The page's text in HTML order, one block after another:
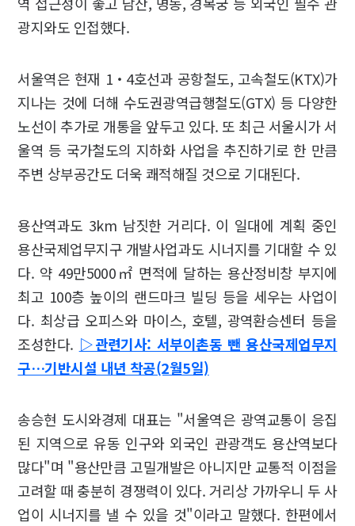
광지와도 인접했다.
서울역은 현재 1‧4호선과 공항철도, 고속철도(KTX)가
지나는 것에 더해 수도권광역급행철도(GTX) 등 다양한
노선이 추가로 개통을 앞두고 있다. 또 최근 서울시가 서
울역 등 국가철도의 지하화 사업을 추진하기로 한 만큼
주변 상부공간도 더욱 쾌적해질 것으로 기대된다.
용산역과도 3km 남짓한 거리다. 이 일대에 계획 중인
용산국제업무지구 개발사업과도 시너지를 기대할 수 있
다. 약 49만5000㎡ 면적에 달하는 용산정비창 부지에
최고 100층 높이의 랜드마크 빌딩 등을 세우는 사업이
다. 최상급 오피스와 마이스, 호텔, 광역환승센터 등을
조성한다. ▷관련기사: 서부이촌동 뺀 용산국제업무지
구…기반시설 내년 착공(2월5일)
송승현 도시와경제 대표는 "서울역은 광역교통이 응집
된 지역으로 유동 인구와 외국인 관광객도 용산역보다
많다"며 "용산만큼 고밀개발은 아니지만 교통적 이점을
고려할 때 충분히 경쟁력이 있다. 거리상 가까우니 두 사
업이 시너지를 낼 수 있을 것"이라고 말했다. 한편에서